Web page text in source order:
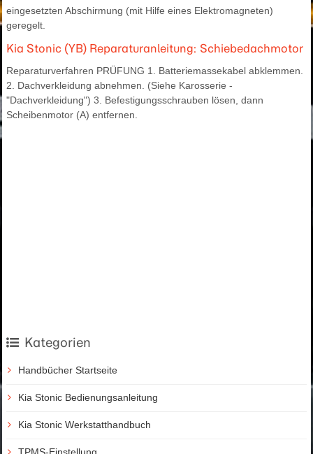
eingesetzten Abschirmung (mit Hilfe eines Elektromagneten)
geregelt.
Kia Stonic (YB) Reparaturanleitung: Schiebedachmotor
Reparaturverfahren PRÜFUNG 1. Batteriemassekabel abklemmen.
2. Dachverkleidung abnehmen. (Siehe Karosserie -
"Dachverkleidung") 3. Befestigungsschrauben lösen, dann
Scheibenmotor (A) entfernen.
Kategorien
Handbücher Startseite
Kia Stonic Bedienungsanleitung
Kia Stonic Werkstatthandbuch